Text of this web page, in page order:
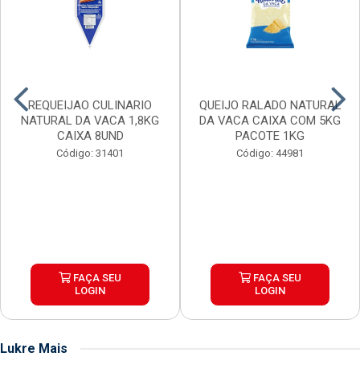
REQUEIJAO CULINARIO
NATURAL DA VACA 1,8KG
CAIXA 8UND
Código: 31401
FAÇA SEU
LOGIN
QUEIJO RALADO NATURAL
DA VACA CAIXA COM 5KG
PACOTE 1KG
Código: 44981
FAÇA SEU
LOGIN
Lukre Mais